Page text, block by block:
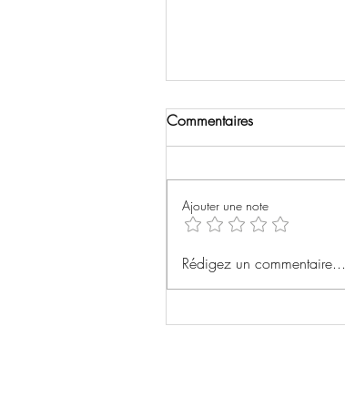
Saltburn
Commentaires
Ajouter une note
Rédigez un commentaire...